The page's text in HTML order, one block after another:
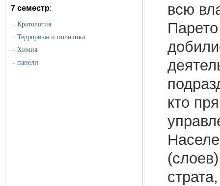
7 семестр:
» Кратология
» Терроризм и политика
» Химия
» панели
всю
кто